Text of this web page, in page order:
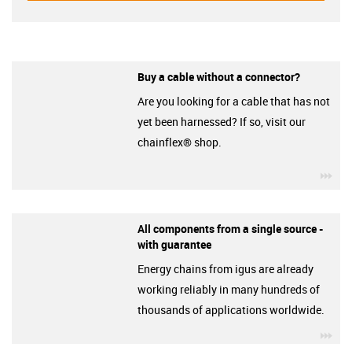
Buy a cable without a connector?
Are you looking for a cable that has not
yet been harnessed? If so, visit our
chainflex® shop.
All components from a single source -
with guarantee
Energy chains from igus are already
working reliably in many hundreds of
thousands of applications worldwide.